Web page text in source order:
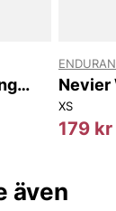
Nevier
XS
179 kr
även